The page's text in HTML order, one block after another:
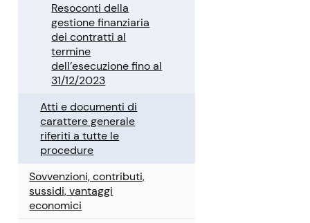
Resoconti della
gestione finanziaria
dei contratti al
termine
dell’esecuzione fino al
31/12/2023
Atti e documenti di
carattere generale
riferiti a tutte le
procedure
Sovvenzioni, contributi,
sussidi, vantaggi
economici